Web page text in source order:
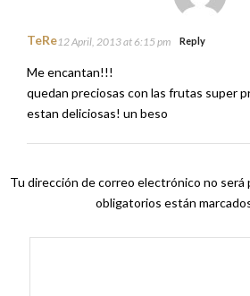
TeRe12 April, 2013 at 6:15 pm Reply
Me encantan!!!
quedan preciosas con las frutas super
estan deliciosas! un beso
Tu dirección de correo electrónico no será
obligatorios están